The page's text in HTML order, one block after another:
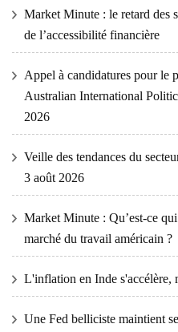
Market Minute : le retard des
de l’accessibilité financière
Appel à candidatures pour le
Australian International
2026
Veille des tendances du
3 août 2026
Market Minute : Qu’est-ce
marché du travail américain ?
L'inflation en Inde s'accélère,
Une Fed belliciste maintient